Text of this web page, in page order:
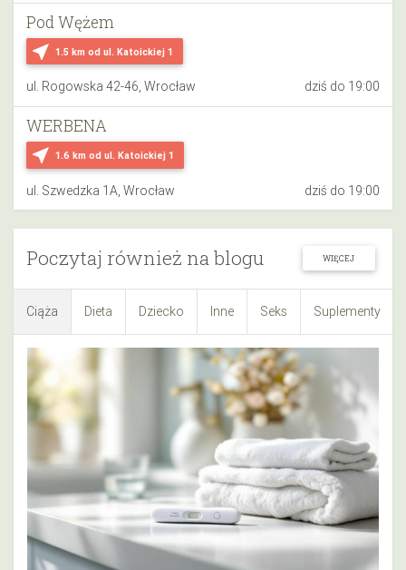
near_me 1.5 km od ul. Katoickiej 1
Pod Wężem
ul. Rogowska 42-46, Wrocław dziś do 19:00
near_me 1.6 km od ul. Katoickiej 1
WERBENA
ul. Szwedzka 1A, Wrocław dziś do 19:00
Poczytaj również na blogu WIĘCEJ
Ciąża Dieta Dziecko Inne Seks Suplementy